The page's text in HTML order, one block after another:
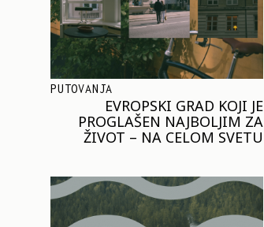
PUTOVANJA
EVROPSKI GRAD KOJI JE
PROGLAŠEN NAJBOLJIM ZA
ŽIVOT – NA CELOM SVETU